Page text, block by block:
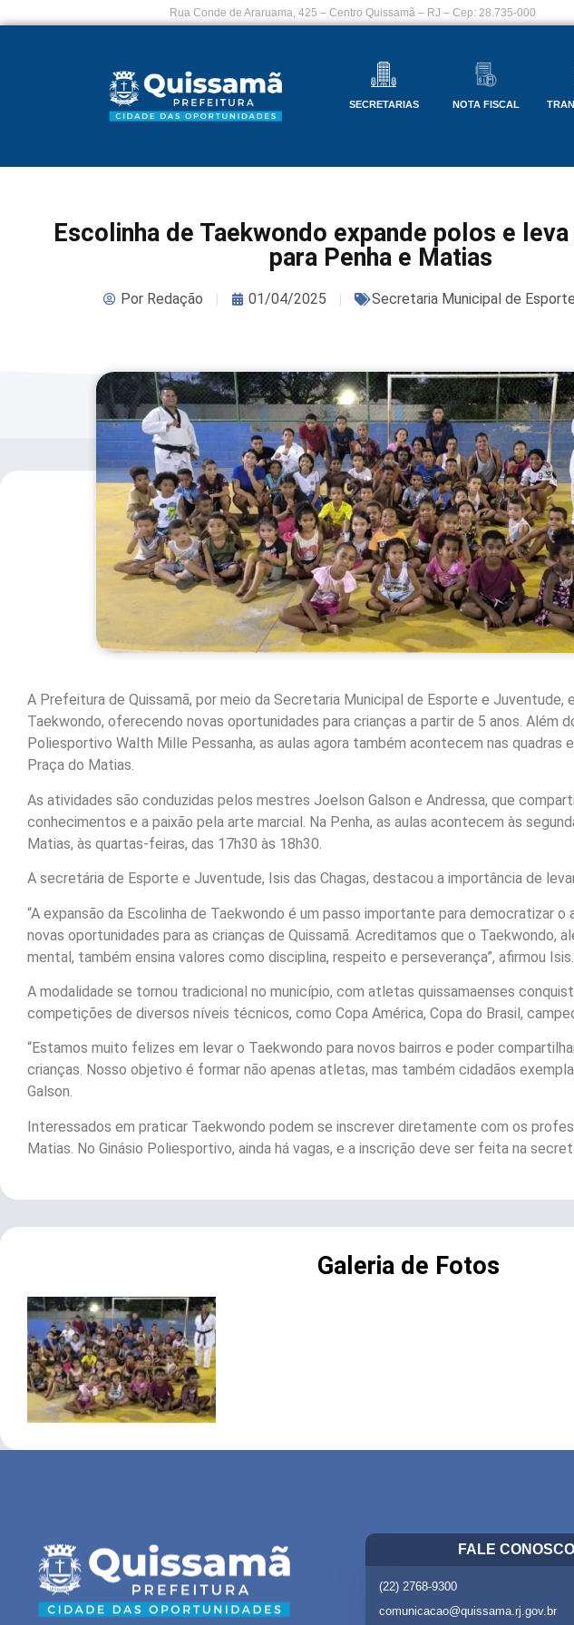
Rua Conde de Araruama, 425 – Centro Quissamã – RJ – Cep: 28.735-000
SECRETARIAS NOTA FISCAL
Escolinha de Taekwondo expande polos e
para Penha e Matias
PorRedação 01/04/2025 Secretaria Municipal de
A Prefeitura de Quissamã, por meio da Secretaria Municipal de Esporte e Juventude,
Taekwondo, oferecendo novas oportunidades para crianças a partir de 5 anos. Além
Poliesportivo Walth Mille Pessanha, as aulas agora também acontecem nas quadras
Praça do Matias.
As atividades são conduzidas pelos mestres Joelson Galson e Andressa, que
conhecimentos e a paixão pela arte marcial. Na Penha, as aulas acontecem às
Matias, às quartas-feiras, das 17h30 às 18h30.
A secretária de Esporte e Juventude, Isis das Chagas, destacou a importância de
“A expansão da Escolinha de Taekwondo é um passo importante para democratizar
novas oportunidades para as crianças de Quissamã. Acreditamos que o Taekwondo,
mental, também ensina valores como disciplina, respeito e perseverança”, afirmou Isis.
A modalidade se tornou tradicional no município, com atletas quissamaenses
competições de diversos níveis técnicos, como Copa América, Copa do Brasil,
“Estamos muito felizes em levar o Taekwondo para novos bairros e poder
crianças. Nosso objetivo é formar não apenas atletas, mas também cidadãos
Galson.
Interessados em praticar Taekwondo podem se inscrever diretamente com os
Matias. No Ginásio Poliesportivo, ainda há vagas, e a inscrição deve ser feita na
Galeria de Fotos
FALE CONOSCO
(22) 2768-9300
comunicacao@quissama.rj.gov.br